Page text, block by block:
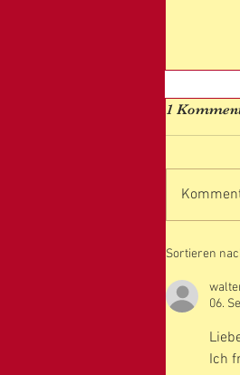
1
Sortieren
06.
Ich